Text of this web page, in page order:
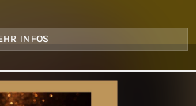
MEHR INFOS